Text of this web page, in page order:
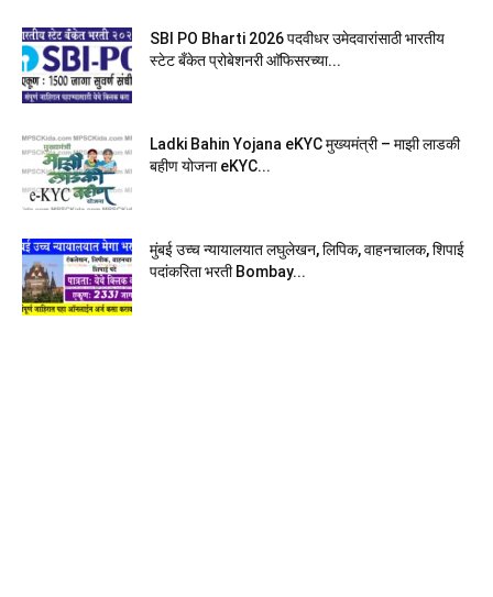
SBI PO Bharti 2026 पदवीधर उमेदवारांसाठी भारतीय
स्टेट बँकेत प्रोबेशनरी आ‍ॅफिसरच्या...
Ladki Bahin Yojana eKYC मुख्यमंत्री – माझी लाडकी
बहीण योजना eKYC...
मुंबई उच्च न्यायालयात लघुलेखन, लिपिक, वाहनचालक, शिपाई
पदांकरिता भरती Bombay...